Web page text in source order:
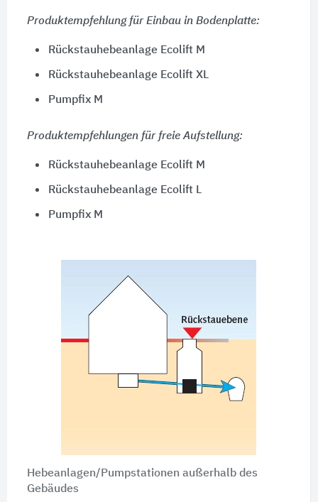
Produktempfehlung für Einbau in Bodenplatte:
Rückstauhebeanlage Ecolift M
Rückstauhebeanlage Ecolift XL
Pumpfix M
Produktempfehlungen für freie Aufstellung:
Rückstauhebeanlage Ecolift M
Rückstauhebeanlage Ecolift L
Pumpfix M
Hebeanlagen/Pumpstationen außerhalb des
Gebäudes